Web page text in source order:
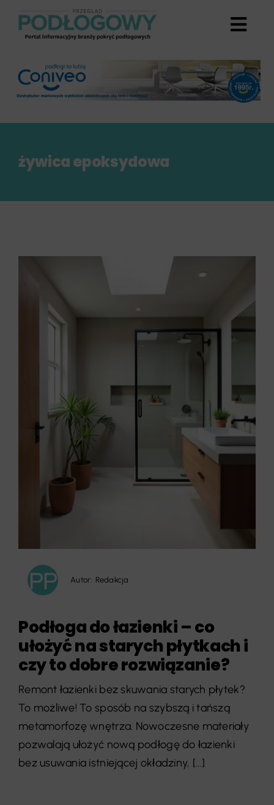
żywica epoksydowa
Autor: Redakcja
Podłoga do łazienki – co
ułożyć na starych płytkach i
czy to dobre rozwiązanie?
Remont łazienki bez skuwania starych płytek?
To możliwe! To sposób na szybszą i tańszą
metamorfozę wnętrza. Nowoczesne materiały
pozwalają ułożyć nową podłogę do łazienki
bez usuwania istniejącej okładziny, [...]